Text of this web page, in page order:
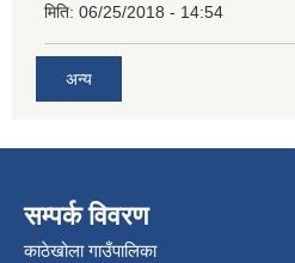
मिति: 06/25/2018 - 14:54
अन्य
सम्पर्क विवरण
काठेखोला गाउँपालिका